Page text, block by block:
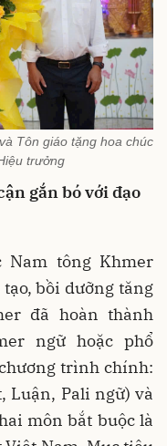
Tôn giáo tặng hoa chúc
trưởng
gắn bó với đạo
Nam tông Khmer
bồi dưỡng tăng
đã hoàn thành
ngữ hoặc phổ
trình chính:
Luận, Pali ngữ) và
môn bắt buộc là